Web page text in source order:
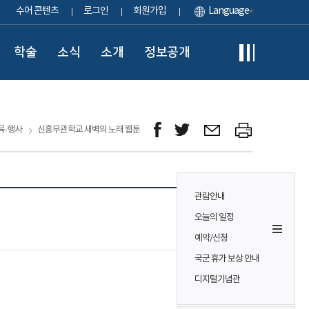
수어 콘텐츠 로그인 회원가입 Language
학술 소식 소개 정보공개
관람안내
오늘의 일정
예약/신청
국군 휴가 보상 안내
디지털기념관
·행사 신흥무관학교 새벽의 노래 웹툰